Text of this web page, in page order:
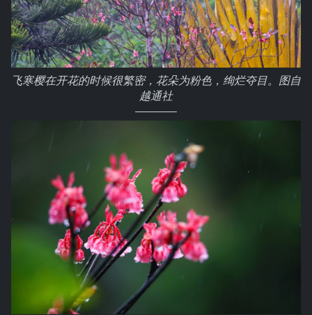
飞寒樱在开花的时候很繁密，花朵为粉色，绚烂夺目。图自
越通社